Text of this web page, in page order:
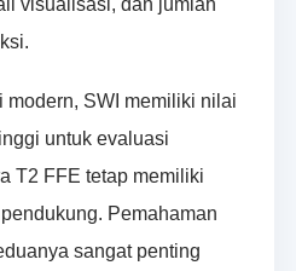
visualisasi, dan jumlah
modern, SWI memiliki nilai
untuk evaluasi
T2 FFE tetap memiliki
Pemahaman
sangat penting